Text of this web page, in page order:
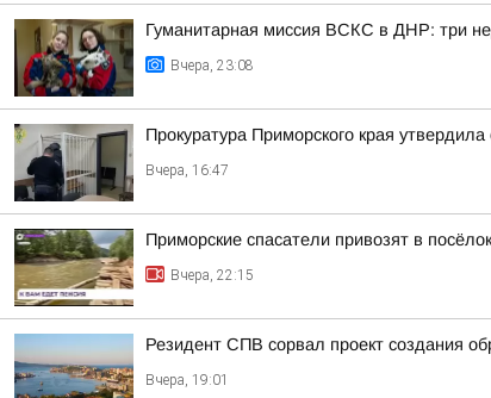
Гуманитарная миссия ВСКС в ДНР: три
Вчера, 23:08
Прокуратура Приморского края
Вчера, 16:47
Приморские спасатели привозят в
Вчера, 22:15
Резидент СПВ сорвал проект создания
Вчера, 19:01